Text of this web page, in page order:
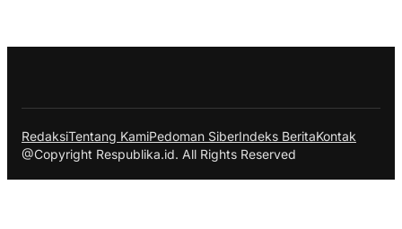
RedaksiTentang KamiPedoman SiberIndeks BeritaKontak
@Copyright Respublika.id. All Rights Reserved